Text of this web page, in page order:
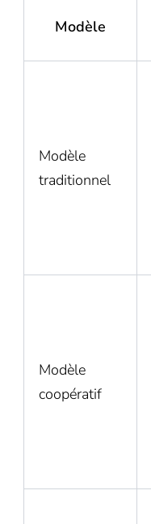
Modèle
Modèle
traditionnel
Modèle
coopératif